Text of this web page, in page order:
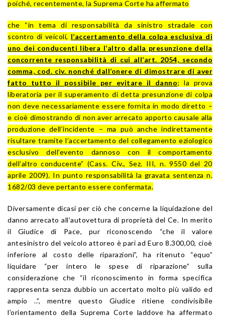
poiché, recentemente, la Suprema Corte ha affermato
che “in tema di responsabilità da sinistro stradale con
scontro di veicoli, l’accertamento della colpa esclusiva di
uno dei conducenti libera l’altro dalla presunzione della
concorrente responsabilità di cui all’art. 2054, secondo
comma, cod. civ. nonché dall’onere di dimostrare di aver
fatto tutto il possibile per evitare il danno; la prova
liberatoria per il superamento di detta presunzione di colpa
non deve necessariamente essere fornita in modo diretto –
e cioè dimostrando di non aver arrecato apporto causale alla
produzione dell’incidente – ma può anche indirettamente
risultare tramite l’accertamento del collegamento eziologico
esclusivo dell’evento dannoso con il comportamento
dell’altro conducente” (Cass. Civ., Sez. III, n. 9550 del 20
aprile 2009). In punto responsabilità la gravata sentenza n.
1682/03 deve pertanto essere confermata.
Diversamente dicasi per ciò che concerne la liquidazione del
danno arrecato all’autovettura di proprietà del Ce. In merito
il Giudice di Pace, pur riconoscendo “che il valore
antesinistro del veicolo attoreo è pari ad Euro 8.300,00, cioè
inferiore al costo delle riparazioni”, ha ritenuto “equo”
liquidare “per intero le spese di riparazione” sulla
considerazione che “il riconoscimento in forma specifica
rappresenta senza dubbio un accertato molto più valido ed
ampio ..”, mentre questo Giudice ritiene condivisibile
l’orientamento della Suprema Corte laddove ha affermato